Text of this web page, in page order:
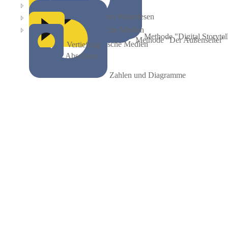
Methode "Digital
Methode "Der Außenseiter"
Zum Weiterlesen
Bildliche Medien
Filmische Medien
Zahlen und Diagramme
Vertiefung
Abschluss